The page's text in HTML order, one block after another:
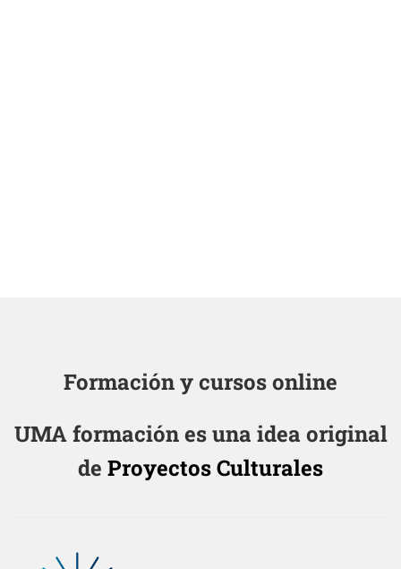
Formación y cursos online
UMA formación es una idea original
de Proyectos Culturales